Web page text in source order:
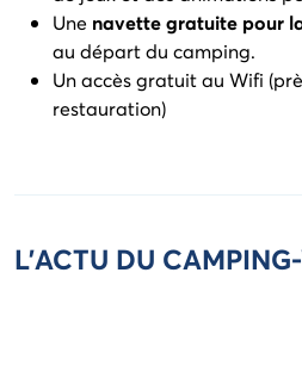
Une navette gratuite pour
au départ du camping.
Un accès gratuit au Wifi
restauration)
L'ACTU DU